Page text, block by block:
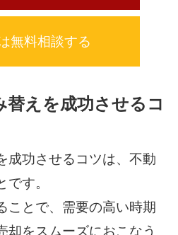
無料相談する
替えを成功させるコ
成功させるコツは、不動
す。
ことで、需要の高い時期
却をスムーズにおこなう